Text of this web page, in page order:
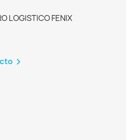
LOGISTICO FENIX
